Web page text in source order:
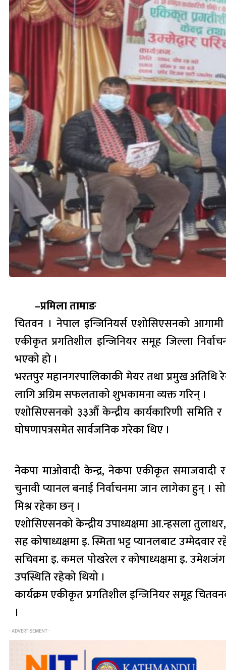
–प्रमिला तामाङ
चितवन । नेपाल इन्जिनियर्स एशोसिएसनको
एकीकृत प्रगतिशील इन्जिनियर समूह जिल्ला
भएको हो ।
भरतपुर महानगरपालिकाकी मेयर तथा प्रमुख अतिथि
लागि अग्रिम सफलताको शुभकामना व्यक्त गरिन् ।
एशोसिएसनको ३३औँ केन्द्रीय कार्यकारिणी समिति
घोषणापत्रसमेत सार्वजनिक गरेका थिए ।
नेकपा माओवादी केन्द्र, नेकपा एकीकृत समाजवादी
चुनावी प्यानल बनाई निर्वाचनमा जान लागेका हुन् ।
मिश्र रहेका छन् ।
एशोसिएसनको केन्द्रीय उपाध्यक्षमा आ.न्हसला
सह कोषाध्यक्षमा इ. स्मिता भट्ट प्यानलबाट उम्मेदवार
सचिवमा इ. कमल पोखरेल र कोषाध्यक्षमा इ. उमेशजंग
उपस्थिति रहेको थियो ।
कार्यक्रम एकीकृत प्रगतिशील इन्जिनियर समूह
।
- ADVERTISEMENT -